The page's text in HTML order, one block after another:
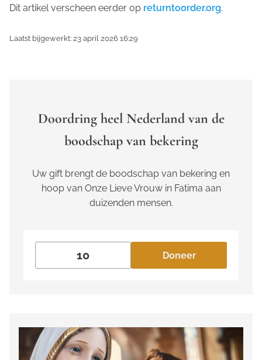
Dit artikel verscheen eerder op returntoorder.org.
Laatst bijgewerkt: 23 april 2026 16:29
Doordring heel Nederland van de
boodschap van bekering
Uw gift brengt de boodschap van bekering en
hoop van Onze Lieve Vrouw in Fatima aan
duizenden mensen.
Doneer